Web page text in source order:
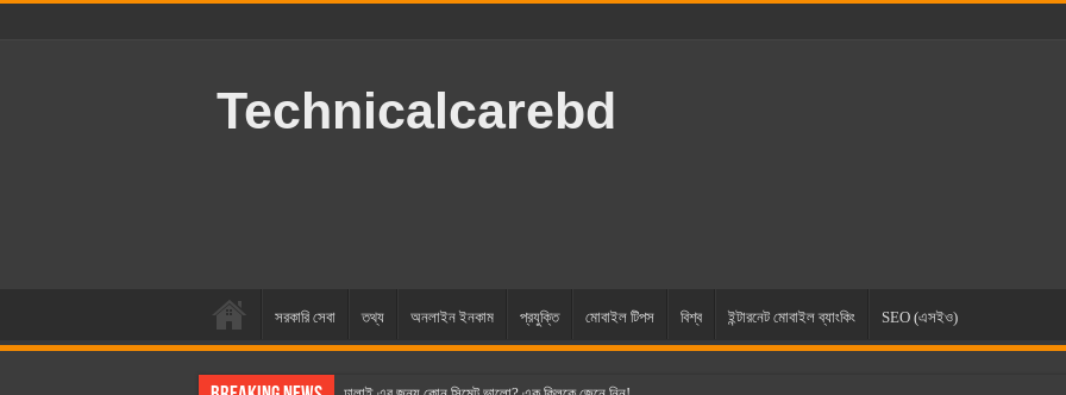
Technicalcarebd
সরকারি সেবা তথ্য অনলাইন ইনকাম প্রযুক্তি মোবাইল টিপস বিশ্ব ইন্টারনেট মোবাইল ব্যাংকিং SEO (এসইও)